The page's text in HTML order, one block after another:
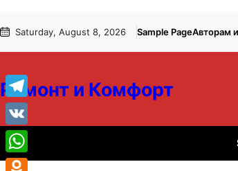
к
к
Saturday, August 8, 2026 Sample PageАвторам
Ремонт и Комфорт
Telegram
VK
WhatsApp